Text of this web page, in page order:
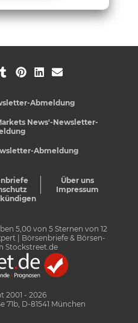
Abmeldung
News'-Newsletter-
Abmeldung
Über uns
Impressum
5,00von 5Sternen von 12
| Börsenbriefe & Börsen-
Stockstreet.de
2001 - 2026
71b, D-81541 München